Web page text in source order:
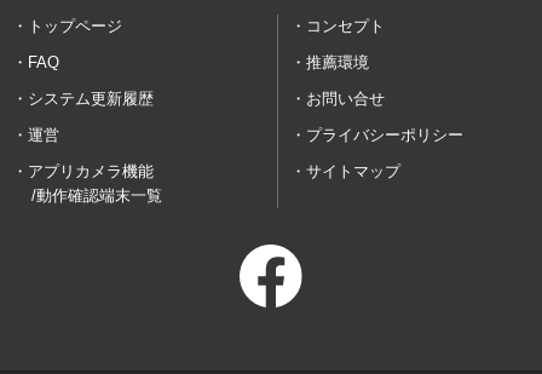
トップページ
コンセプト
FAQ
推薦環境
システム更新履歴
お問い合せ
運営
プライバシーポリシー
アプリカメラ機能
/動作確認端末一覧
サイトマップ